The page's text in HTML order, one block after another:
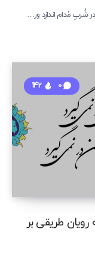
شُربِ مُدام اندازد ور…
مه رویان طریقی بر
0
142